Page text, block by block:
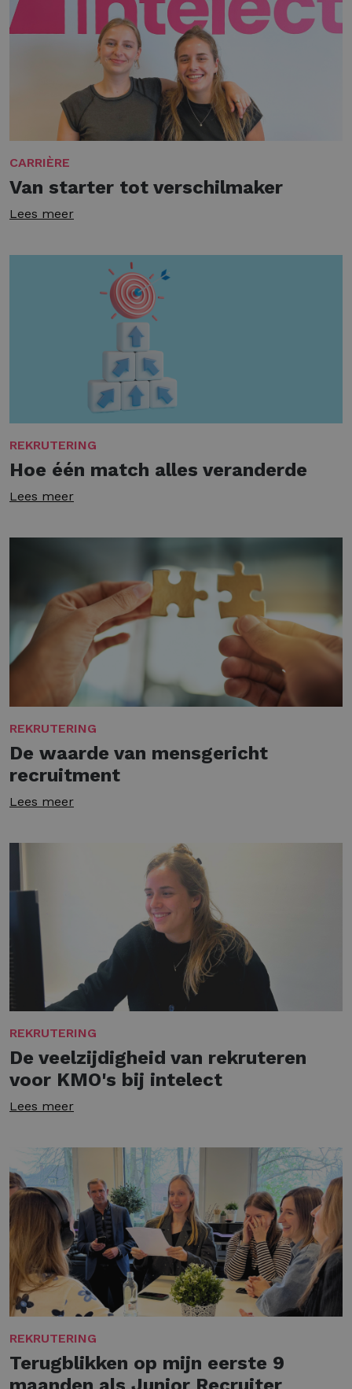
CARRIÈRE
Van starter tot verschilmaker
Lees meer
REKRUTERING
Hoe één match alles veranderde
Lees meer
REKRUTERING
De waarde van mensgericht
recruitment
Lees meer
REKRUTERING
De veelzijdigheid van rekruteren
voor KMO's bij intelect
Lees meer
REKRUTERING
Terugblikken op mijn eerste 9